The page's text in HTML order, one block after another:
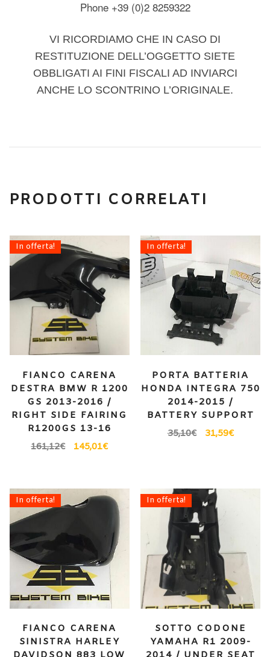
Phone +39 (0)2 8259322
VI RICORDIAMO CHE IN CASO DI
RESTITUZIONE DELL’OGGETTO SIETE
OBBLIGATI AI FINI FISCALI AD INVIARCI
ANCHE LO SCONTRINO L’ORIGINALE.
PRODOTTI CORRELATI
In offerta!
FIANCO CARENA
DESTRA BMW R 1200
GS 2013-2016 /
RIGHT SIDE FAIRING
R1200GS 13-16
161,12€ 145,01€
In offerta!
PORTA BATTERIA
HONDA INTEGRA 750
2014-2015 /
BATTERY SUPPORT
35,10€ 31,59€
In offerta!
FIANCO CARENA
SINISTRA HARLEY
In offerta!
SOTTO CODONE
YAMAHA R1 2009-